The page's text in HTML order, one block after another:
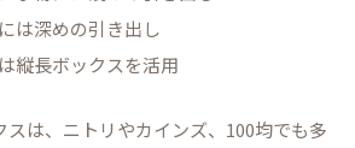
は深めの引き出し
縦長ボックスを活用
は、ニトリやカインズ、100均でも多